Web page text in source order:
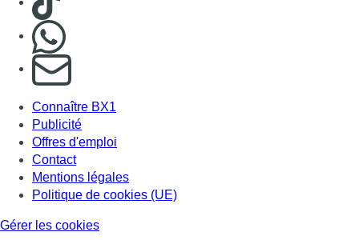
S'abonner à notre newsletter
Connaître BX1
Publicité
Offres d'emploi
Contact
Mentions légales
Politique de cookies (UE)
Gérer les cookies